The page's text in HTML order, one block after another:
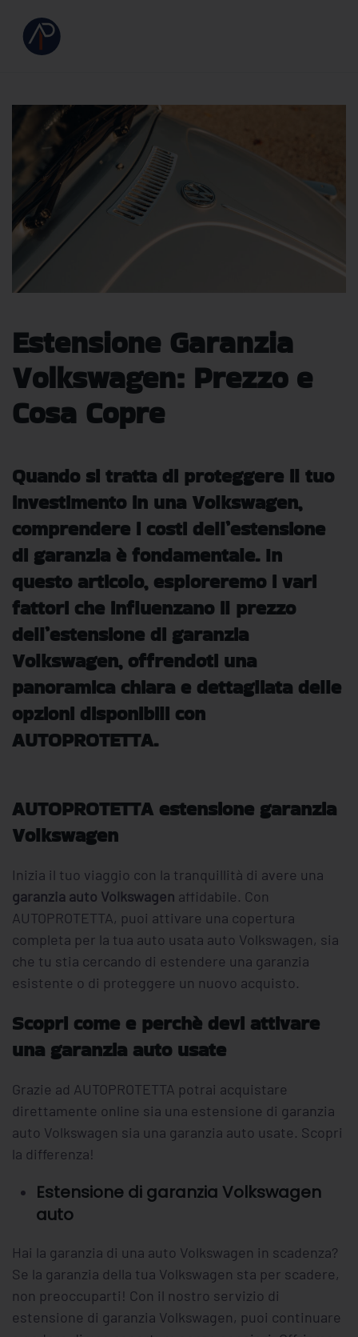
Estensione Garanzia
Volkswagen: Prezzo e
Cosa Copre
Quando si tratta di proteggere il tuo
investimento in una Volkswagen,
comprendere i costi dell’estensione
di garanzia è fondamentale. In
questo articolo, esploreremo i vari
fattori che influenzano il prezzo
dell’estensione di garanzia
Volkswagen, offrendoti una
panoramica chiara e dettagliata delle
opzioni disponibili con
AUTOPROTETTA.
AUTOPROTETTA estensione garanzia
Volkswagen
Inizia il tuo viaggio con la tranquillità di avere una
garanzia auto Volkswagen affidabile. Con
AUTOPROTETTA, puoi attivare una copertura
completa per la tua auto usata auto Volkswagen, sia
che tu stia cercando di estendere una garanzia
esistente o di proteggere un nuovo acquisto.
Scopri come e perchè devi attivare
una garanzia auto usate
Grazie ad AUTOPROTETTA potrai acquistare
direttamente online sia una estensione di garanzia
auto Volkswagen sia una garanzia auto usate. Scopri
la differenza!
Estensione di garanzia Volkswagen
auto
Hai la garanzia di una auto Volkswagen in scadenza?
Se la garanzia della tua Volkswagen sta per scadere,
non preoccuparti! Con il nostro servizio di
estensione di garanzia Volkswagen, puoi continuare